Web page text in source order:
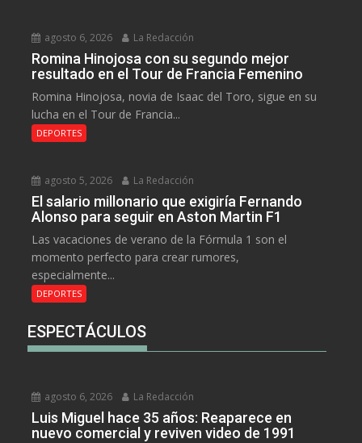
agosto 6, 2026 La Redacción
Romina Hinojosa con su segundo mejor
resultado en el Tour de Francia Femenino
Romina Hinojosa, novia de Isaac del Toro, sigue en su
lucha en el Tour de Francia...
DEPORTES
agosto 5, 2026 La Redacción
El salario millonario que exigiría Fernando
Alonso para seguir en Aston Martin F1
Las vacaciones de verano de la Fórmula 1 son el
momento perfecto para crear rumores,
especialmente...
DEPORTES
ESPECTÁCULOS
agosto 6, 2026 La Redacción
Luis Miguel hace 35 años: Reaparece en
nuevo comercial y reviven video de 1991